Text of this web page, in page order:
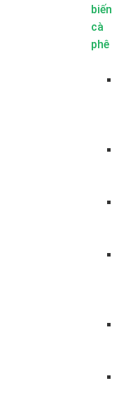
biến
cà
phê